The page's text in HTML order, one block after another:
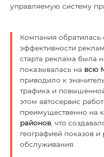
управляемую систему
Компания
эффективности рекламного
старта реклама была
показывалась на всю
приводило к
трафика и повышенной
этом автосервис
преимущественно на
районов , что
географией показов
обслуживания.